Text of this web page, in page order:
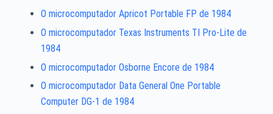
O microcomputador Apricot Portable FP de 1984
O microcomputador Texas Instruments TI Pro-Lite de
1984
O microcomputador Osborne Encore de 1984
O microcomputador Data General One Portable
Computer DG-1 de 1984